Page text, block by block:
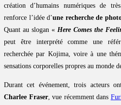
création d’humains numériques de
renforce l’idée d’une recherche de
Quant au slogan « Here Comes the
peut être interprété comme une
recherchée par Kojima, voire à une
sensations corporelles propres au monde
Durant cet événement, trois acteurs
Charlee Fraser, vue récemment dans